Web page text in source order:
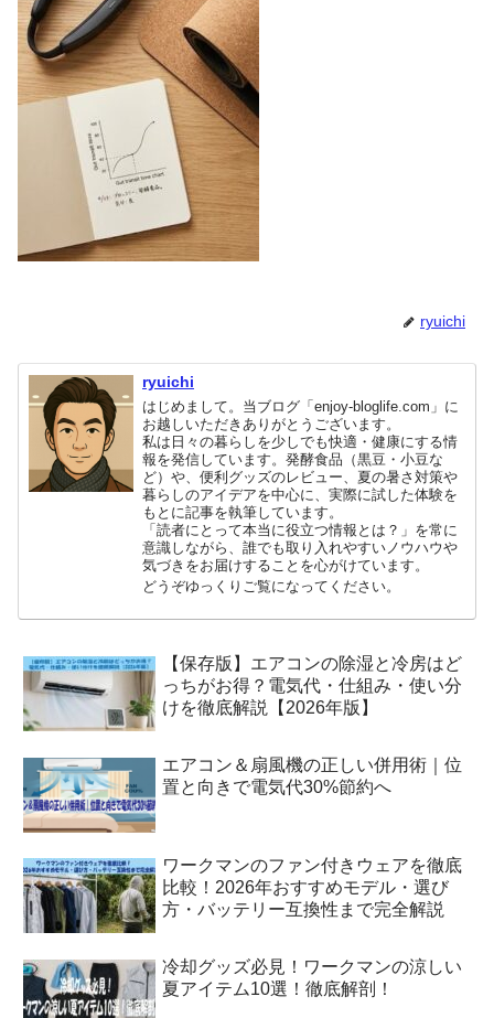
ryuichi
ryuichi
はじめまして。当ブログ「enjoy-bloglife.com」に
お越しいただきありがとうございます。
私は日々の暮らしを少しでも快適・健康にする情
報を発信しています。発酵食品（黒豆・小豆な
ど）や、便利グッズのレビュー、夏の暑さ対策や
暮らしのアイデアを中心に、実際に試した体験を
もとに記事を執筆しています。
「読者にとって本当に役立つ情報とは？」を常に
意識しながら、誰でも取り入れやすいノウハウや
気づきをお届けすることを心がけています。
どうぞゆっくりご覧になってください。
【保存版】エアコンの除湿と冷房はど
っちがお得？電気代・仕組み・使い分
けを徹底解説【2026年版】
エアコン＆扇風機の正しい併用術｜位
置と向きで電気代30%節約へ
ワークマンのファン付きウェアを徹底
比較！2026年おすすめモデル・選び
方・バッテリー互換性まで完全解説
冷却グッズ必見！ワークマンの涼しい
夏アイテム10選！徹底解剖！